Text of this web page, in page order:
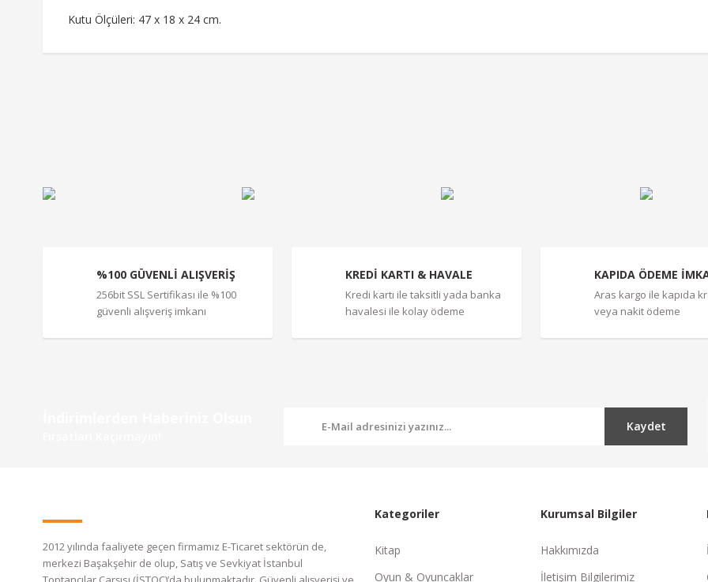
Kutu Ölçüleri: 47 x 18 x 24 cm.
Ürün bilgilerinde hatalar bulunuyor.
Gönder
%100 GÜVENLİ ALIŞVERİŞ
256bit SSL Sertifikası ile %100
güvenli alışveriş imkanı
KREDİ KARTI & HAVALE
Kredi kartı ile taksitli yada banka
havalesi ile kolay ödeme
KAPIDA ÖDEME
Aras kargo ile kapıda
veya nakit ödeme
Kaydet
2012 yılında faaliyete geçen firmamız E-Ticaret sektörün de,
merkezi Başakşehir de olup, Satış ve Sevkiyat İstanbul
Kategoriler
Kitap
Oyun & Oyuncaklar
Kurumsal Bilgiler
Hakkımızda
İletişim Bilgilerimiz